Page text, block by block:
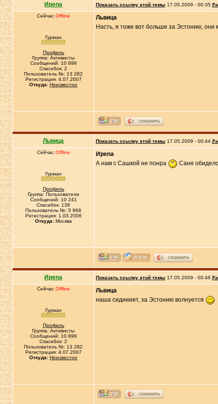
Иpena Показать ссылку этой темы 17.05.2009 - 00:35
Сейчас Offline
Гурман
Профиль
Группа: Активисты
Сообщений: 10 899
Спасибок: 2
Пользователь №: 13 282
Регистрация: 4.07.2007
Откуда: Неизвестно
Львица
Насть, я тоже вот больше за Эстонию, они
сохранить
Львица Показать ссылку этой темы 17.05.2009 - 00:44
Сейчас Offline
Гурман
Профиль
Группа: Пользователи
Сообщений: 10 241
Спасибок: 139
Пользователь №: 5 968
Регистрация: 1.03.2006
Откуда:Москва
Иpena
А нам с Сашкой не понра
Саня
сохранить
Иpena Показать ссылку этой темы 17.05.2009 - 00:46
Сейчас Offline
Гурман
Профиль
Группа: Активисты
Сообщений: 10 899
Спасибок: 2
Пользователь №: 13 282
Регистрация: 4.07.2007
Откуда: Неизвестно
Львица
наша сидиииит, за Эстонию волнуется
сохранить